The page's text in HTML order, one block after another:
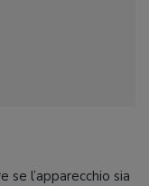
l’apparecchio sia